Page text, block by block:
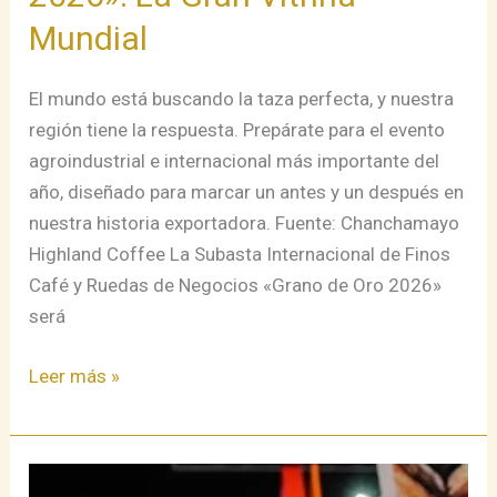
Mundial
El mundo está buscando la taza perfecta, y nuestra
región tiene la respuesta. Prepárate para el evento
agroindustrial e internacional más importante del
año, diseñado para marcar un antes y un después en
nuestra historia exportadora. Fuente: Chanchamayo
Highland Coffee La Subasta Internacional de Finos
Café y Ruedas de Negocios «Grano de Oro 2026»
será
Mundial
Leer más »